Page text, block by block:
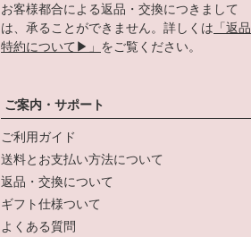
お客様都合による返品・交換につきまして
は、承ることができません。詳しくは 「返品
特約について▶」 をご覧ください。
ご案内・サポート
ご利用ガイド
送料とお支払い方法について
返品・交換について
ギフト仕様ついて
よくある質問